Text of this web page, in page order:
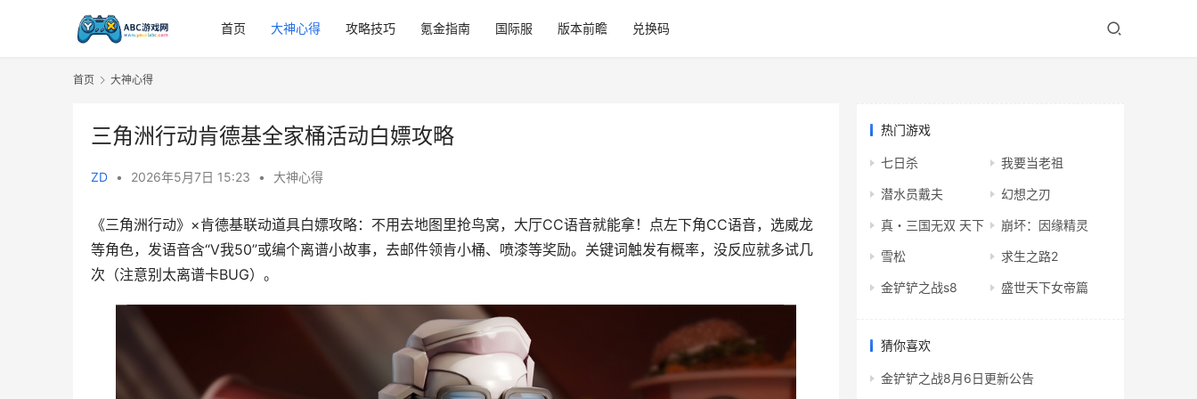
首页 大神心得 攻略技巧 氪金指南 国际服 版本前瞻 兑换码
首页 大神心得
三角洲行动肯德基全家桶活动白嫖攻略
ZD • 2026年5月7日 15:23 • 大神心得
《三角洲行动》×肯德基联动道具白嫖攻略：不用去地图里抢鸟窝，大厅CC语音就能拿！点左下角CC语音，选威龙
等角色，发语音含“V我50”或编个离谱小故事，去邮件领肯小桶、喷漆等奖励。关键词触发有概率，没反应就多试几
次（注意别太离谱卡BUG）。
热门游戏
七日杀 我要当老祖
潜水员戴夫 幻想之刃
真・三国无双 天下 崩坏：因缘精灵
雪松 求生之路2
金铲铲之战s8 盛世天下女帝篇
猜你喜欢
金铲铲之战8月6日更新公告